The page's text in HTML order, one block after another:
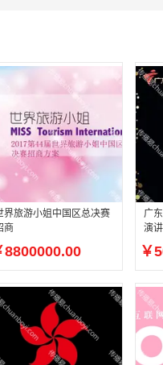
界旅游小姐中国区总决赛
商
8800000.00
广
演
￥